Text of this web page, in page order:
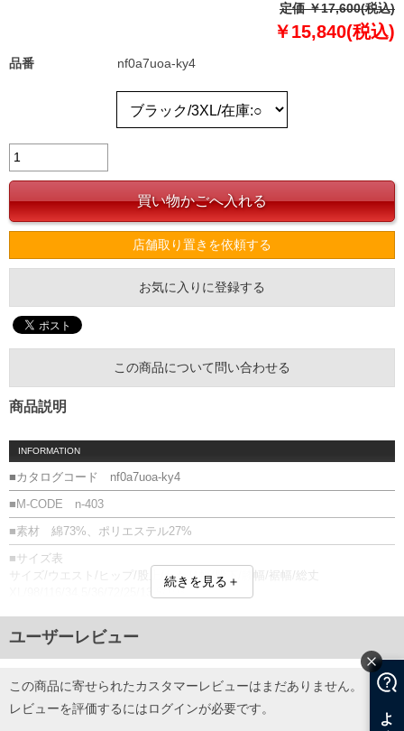
定価 ￥17,600(税込)
￥15,840(税込)
品番 nf0a7uoa-ky4
店舗取り置きを依頼する
お気に入りに登録する
この商品について問い合わせる
商品説明
INFORMATION
■カタログコード nf0a7uoa-ky4
■M-CODE n-403
■素材 綿73%、ポリエステル27%
■サイズ表
サイズ/ウエスト/ヒップ/股上/わたり幅/股下/膝幅/裾幅/総丈
XL/98/116/34.5/36/72/25/13.5/103
3XL/110/132/38/40/73/29/14.5/108
単位はcm
返品交換希望の方は、商品到着後1週間以内にご連絡ください。
ご了承くださいませ。
続きを見る＋
ユーザーレビュー
この商品に寄せられたカスタマーレビューはまだありません。
レビューを評価するにはログインが必要です。